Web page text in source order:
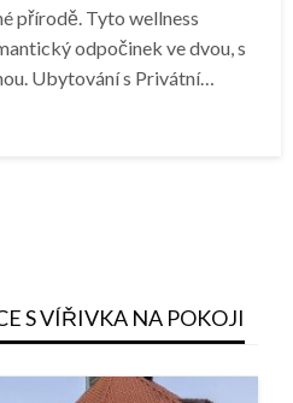
přírodě. Tyto wellness
odpočinek ve dvou, s
Ubytování s Privátní…
S VÍŘIVKA NA POKOJI